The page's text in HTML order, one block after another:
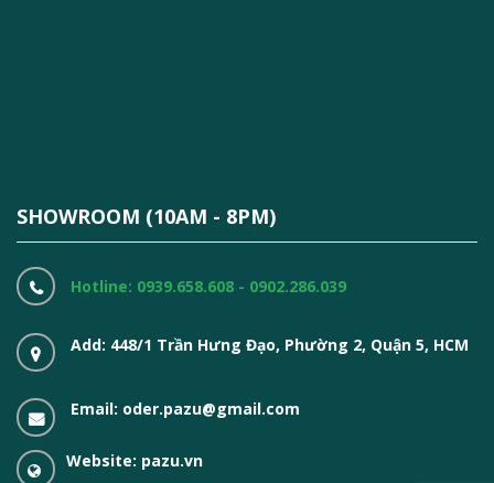
SHOWROOM (10AM - 8PM)
Hotline: 0939.658.608 - 0902.286.039
Add: 448/1 Trần Hưng Đạo, Phường 2, Quận 5, HCM
Email: oder.pazu@gmail.com
Website: pazu.vn